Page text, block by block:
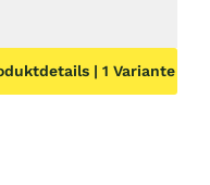
| 1 Variante